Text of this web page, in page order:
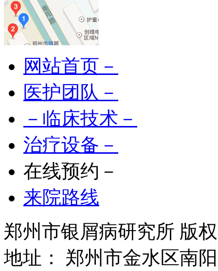
网站首页－
医护团队－
－临床技术－
治疗设备－
在线预约－
来院路线
郑州市银屑病研究所 版
地址： 郑州市金水区南